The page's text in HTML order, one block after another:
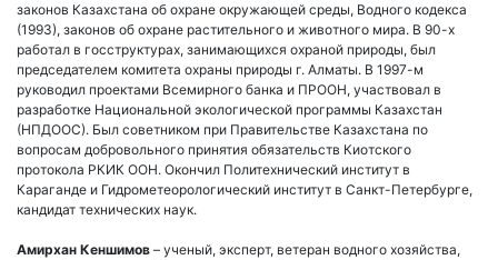
законов Казахстана об охране окружающей среды, Водного кодекса
(1993), законов об охране растительного и животного мира. В 90-х
работал в госструктурах, занимающихся охраной природы, был
председателем комитета охраны природы г. Алматы. В 1997-м
руководил проектами Всемирного банка и ПРООН, участвовал в
разработке Национальной экологической программы Казахстан
(НПДООС). Был советником при Правительстве Казахстана по
вопросам добровольного принятия обязательств Киотского
протокола РКИК ООН. Окончил Политехнический институт в
Караганде и Гидрометеорологический институт в Санкт-Петербурге,
кандидат технических наук.
Амирхан Кеншимов – ученый, эксперт, ветеран водного хозяйства,